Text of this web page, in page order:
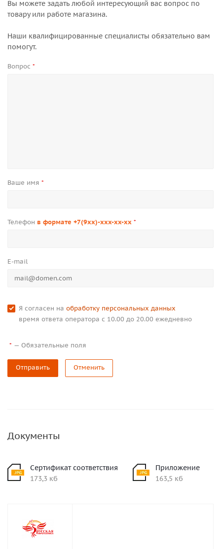
Вы можете задать любой интересующий вас вопрос по
товару или работе магазина.
Наши квалифицированные специалисты обязательно вам
помогут.
Вопрос *
Ваше имя *
Телефон в формате +7(9xx)-xxx-xx-xx *
E-mail
Я согласен на обработку персональных данных
время ответа оператора с 10.00 до 20.00 ежедневно
* — Обязательные поля
Отправить Отменить
Документы
Сертификат соответствия
173,3 кб
Приложение
163,5 кб